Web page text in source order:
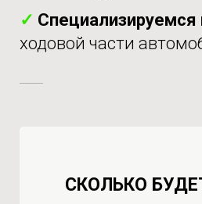
✓ Специализируемся
ходовой части
СКОЛЬКО